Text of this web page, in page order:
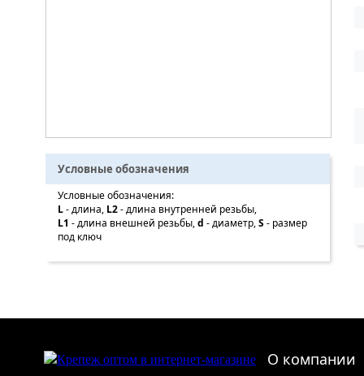
Условные обозначения
Условные обозначения:
L- длина, L2- длина внутренней резьбы,
L1 - длина внешней резьбы,d - диаметр,S - размер
под ключ
О компании